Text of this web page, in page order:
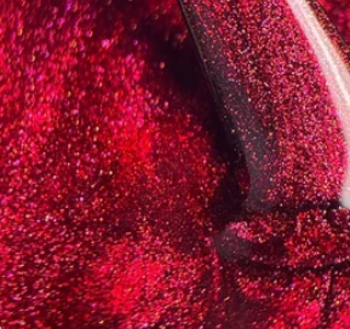
supporto 0 in modalità modale